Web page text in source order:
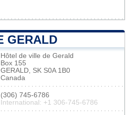
GERALD
Hôtel de ville de Gerald
Box 155
GERALD, SK S0A 1B0
Canada
(306) 745-6786
International: +1 306-745-6786